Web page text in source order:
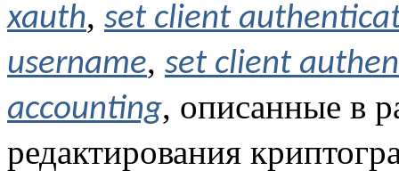
xauth, set client
username, set client
accounting, описанные в
редактирования